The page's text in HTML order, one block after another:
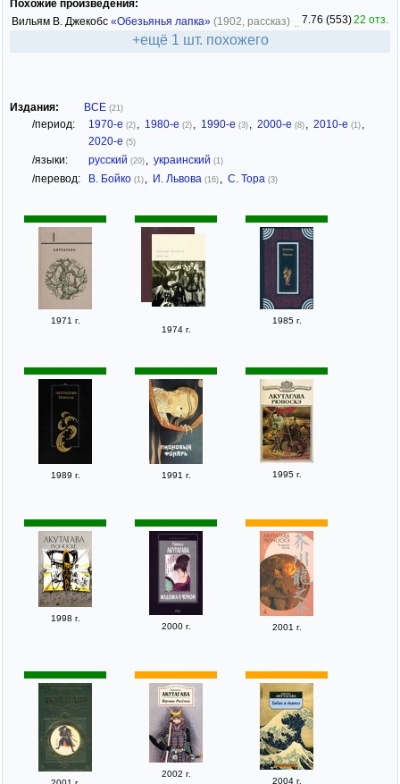
Похожие произведения:
Вильям В. Джекобс «Обезьянья лапка» (1902, рассказ) 7.76 (553)22 отз.
+ещё 1 шт. похожего
Издания: ВСЕ (21)
/период: 1970-е (2) , 1980-е (2) , 1990-е (3) , 2000-е (8) , 2010-е (1) ,
2020-е (5)
/языки: русский (20) , украинский (1)
/перевод: В. Бойко (1) , И. Львова (16) , С. Тора (3)
1971 г.
1974 г.
1985 г.
1989 г. 1991 г. 1995 г.
1998 г.
2000 г.
2001 г.
2002 г.
2004 г.